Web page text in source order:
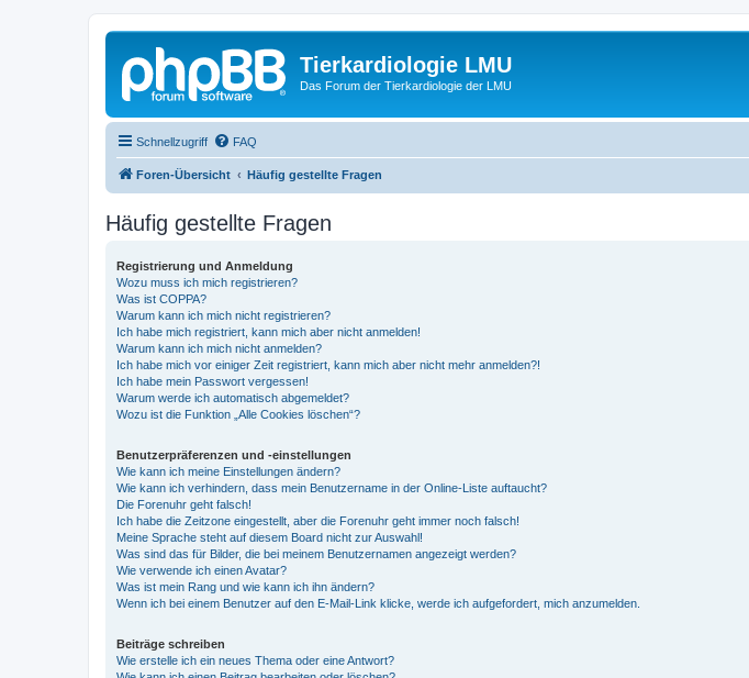
Tierkardiologie LMU
Das Forum der Tierkardiologie der LMU
Schnellzugriff FAQ
Foren-Übersicht Häufig gestellte Fragen
Häufig gestellte Fragen
Registrierung und Anmeldung
Wozu muss ich mich registrieren?
Was ist COPPA?
Warum kann ich mich nicht registrieren?
Ich habe mich registriert, kann mich aber nicht anmelden!
Warum kann ich mich nicht anmelden?
Ich habe mich vor einiger Zeit registriert, kann mich aber nicht mehr anmelden?!
Ich habe mein Passwort vergessen!
Warum werde ich automatisch abgemeldet?
Wozu ist die Funktion „Alle Cookies löschen“?
Benutzerpräferenzen und -einstellungen
Wie kann ich meine Einstellungen ändern?
Wie kann ich verhindern, dass mein Benutzername in der Online-Liste auftaucht?
Die Forenuhr geht falsch!
Ich habe die Zeitzone eingestellt, aber die Forenuhr geht immer noch falsch!
Meine Sprache steht auf diesem Board nicht zur Auswahl!
Was sind das für Bilder, die bei meinem Benutzernamen angezeigt werden?
Wie verwende ich einen Avatar?
Was ist mein Rang und wie kann ich ihn ändern?
Wenn ich bei einem Benutzer auf den E-Mail-Link klicke, werde ich aufgefordert, mich anzumelden.
Beiträge schreiben
Wie erstelle ich ein neues Thema oder eine Antwort?